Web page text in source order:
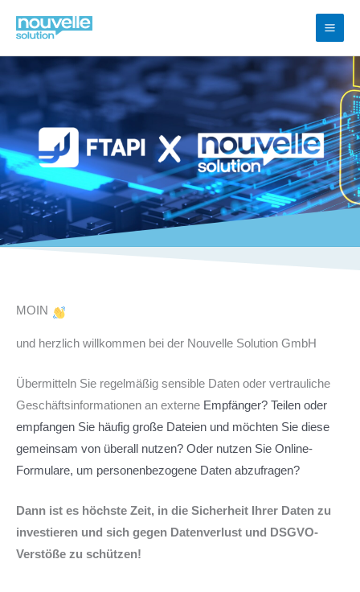
Inhalt
springen
MOIN
und herzlich willkommen bei der Nouvelle Solution GmbH
Übermitteln Sie regelmäßig sensible Daten oder vertrauliche
Geschäftsinformationen an externe Empfänger? Teilen oder
empfangen Sie häufig große Dateien und möchten Sie diese
gemeinsam von überall nutzen? Oder nutzen Sie Online-
Formulare, um personenbezogene Daten abzufragen?
Dann ist es höchste Zeit, in die Sicherheit Ihrer Daten zu
investieren und sich gegen Datenverlust und DSGVO-
Verstöße zu schützen!